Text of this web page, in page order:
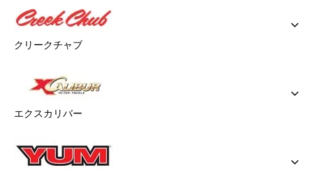
クリークチャブ
エクスカリバー